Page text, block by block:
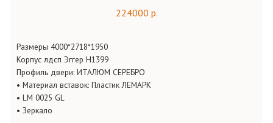
224000 р.
Размеры 4000*2718*1950
Корпус лдсп Эггер Н1399
Профиль двери: ИТАЛЮМ СЕРЕБРО
• Материал вставок: Пластик ЛЕМАРК
• LM 0025 GL
• Зеркало